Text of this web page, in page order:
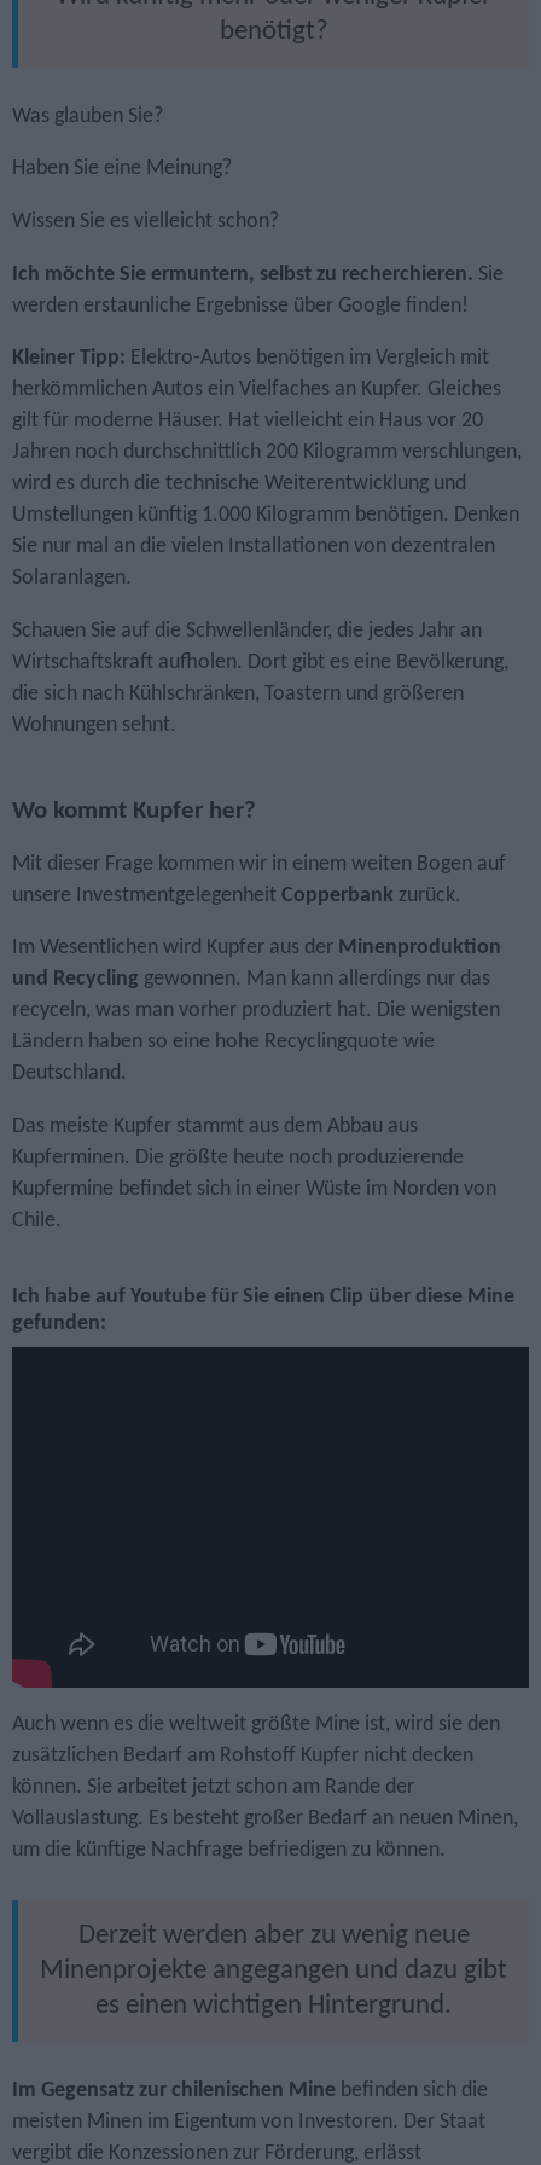
benötigt?
Was glauben Sie?
Haben Sie eine Meinung?
Wissen Sie es vielleicht schon?
Ich möchte Sie ermuntern, selbst zu recherchieren. Sie
werden erstaunliche Ergebnisse über Google finden!
Kleiner Tipp: Elektro-Autos benötigen im Vergleich mit
herkömmlichen Autos ein Vielfaches an Kupfer. Gleiches
gilt für moderne Häuser. Hat vielleicht ein Haus vor 20
Jahren noch durchschnittlich 200 Kilogramm verschlungen,
wird es durch die technische Weiterentwicklung und
Umstellungen künftig 1.000 Kilogramm benötigen. Denken
Sie nur mal an die vielen Installationen von dezentralen
Solaranlagen.
Schauen Sie auf die Schwellenländer, die jedes Jahr an
Wirtschaftskraft aufholen. Dort gibt es eine Bevölkerung,
die sich nach Kühlschränken, Toastern und größeren
Wohnungen sehnt.
Wo kommt Kupfer her?
Mit dieser Frage kommen wir in einem weiten Bogen auf
unsere Investment­gelegenheit Copperbank zurück.
Im Wesentlichen wird Kupfer aus der Minenproduktion
und Recycling gewonnen. Man kann allerdings nur das
recyceln, was man vorher produziert hat. Die wenigsten
Ländern haben so eine hohe Recyclingquote wie
Deutschland.
Das meiste Kupfer stammt aus dem Abbau aus
Kupferminen. Die größte heute noch produzierende
Kupfermine befindet sich in einer Wüste im Norden von
Chile.
Ich habe auf Youtube für Sie einen Clip über diese Mine
gefunden:
Auch wenn es die weltweit größte Mine ist, wird sie den
zusätzlichen Bedarf am Rohstoff Kupfer nicht decken
können. Sie arbeitet jetzt schon am Rande der
Vollauslastung. Es besteht großer Bedarf an neuen Minen,
um die künftige Nachfrage befriedigen zu können.
Derzeit werden aber zu wenig neue
Minenprojekte angegangen und dazu gibt
es einen wichtigen Hintergrund.
Im Gegensatz zur chilenischen Mine befinden sich die
meisten Minen im Eigentum von Investoren. Der Staat
vergibt die Konzessionen zur Förderung, erlässt